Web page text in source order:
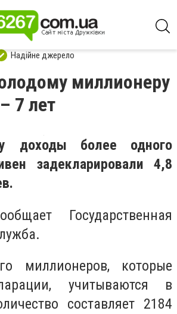
Надійне джерело
миллионеру
7 лет
доходы более одного
задекларировали 4,8
Государственная
миллионеров, которые
учитываются в
составляет 2184